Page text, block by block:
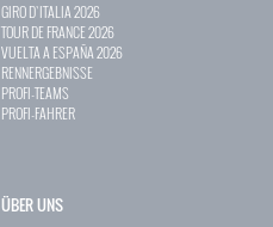
GIRO D`ITALIA 2026
TOUR DE FRANCE 2026
VUELTA A ESPAÑA 2026
RENNERGEBNISSE
PROFI-TEAMS
PROFI-FAHRER
ÜBER UNS